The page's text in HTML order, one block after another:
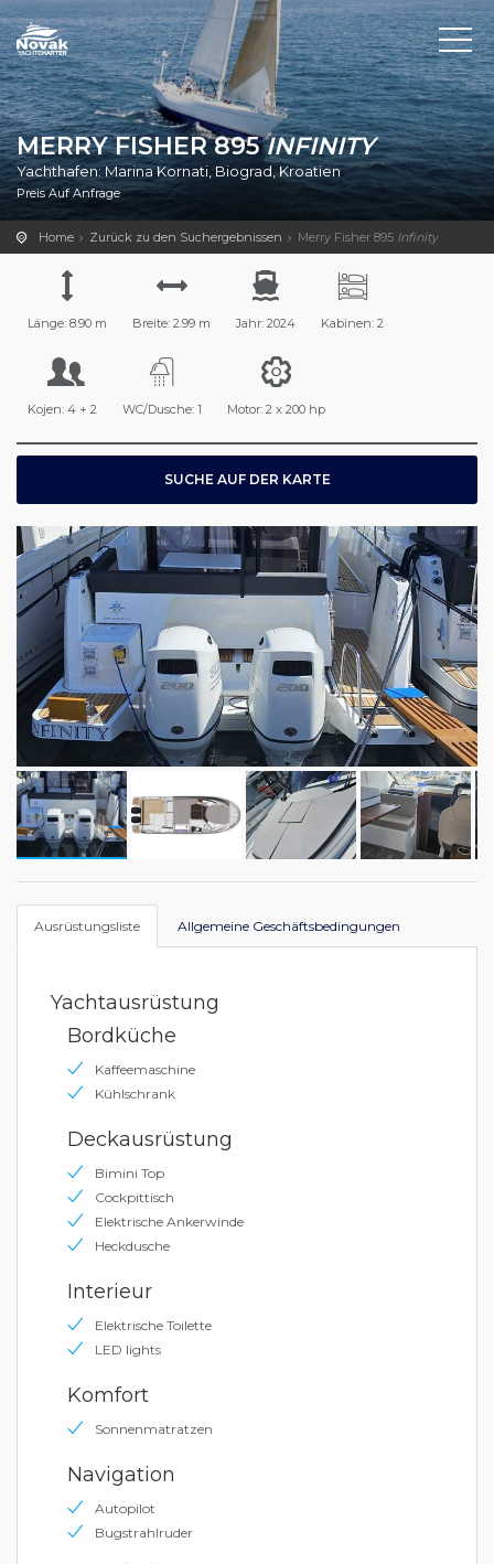
MERRY FISHER 895INFINITY
Yachthafen: Marina Kornati, Biograd, Kroatien
Preis Auf Anfrage
Home Zurück zu den Suchergebnissen Merry Fisher 895 Infinity
Länge: 8.90 m Breite: 2.99 m Jahr: 2024 Kabinen: 2
Kojen: 4 + 2 WC/Dusche: 1 Motor: 2 x 200 hp
SUCHE AUF DER KARTE
Ausrüstungsliste Allgemeine Geschäftsbedingungen
Yachtausrüstung
Bordküche
Kaffeemaschine
Kühlschrank
Deckausrüstung
Bimini Top
Cockpittisch
Elektrische Ankerwinde
Heckdusche
Interieur
Elektrische Toilette
LED lights
Komfort
Sonnenmatratzen
Navigation
Autopilot
Bugstrahlruder